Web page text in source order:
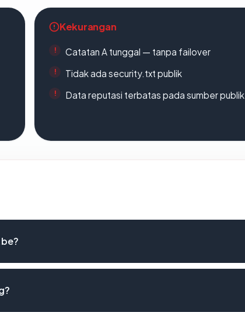
Kekurangan
Catatan A tunggal — tanpa failover
Tidak ada security.txt publik
Data reputasi terbatas pada sumber publik